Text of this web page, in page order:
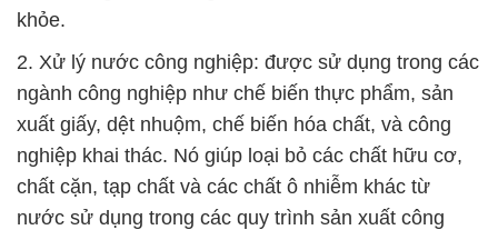
khỏe.
2. Xử lý nước công nghiệp: được sử dụng trong các
ngành công nghiệp như chế biến thực phẩm, sản
xuất giấy, dệt nhuộm, chế biến hóa chất, và công
nghiệp khai thác. Nó giúp loại bỏ các chất hữu cơ,
chất cặn, tạp chất và các chất ô nhiễm khác từ
nước sử dụng trong các quy trình sản xuất công